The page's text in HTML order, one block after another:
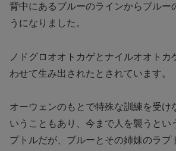
背中にあるブルーのラインからブルー
うになりました。
ノドグロオオトカゲとナイルオオトカ
わせて生み出されたとされています。
オーウェンのもとで特殊な訓練を受け
いうこともあり、今まで人を襲うとい
プトルだが、ブルーとその姉妹のラプ